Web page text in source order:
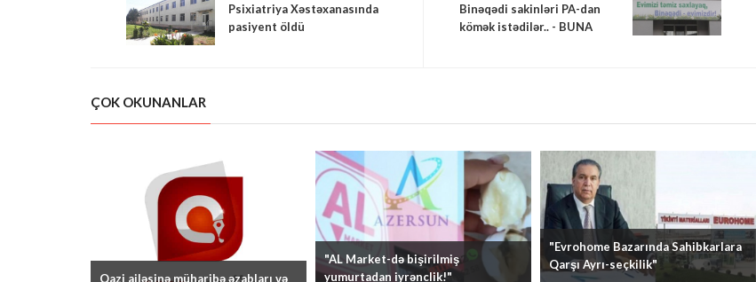
Psixiatriya Xəstəxanasında
pasiyent öldü
Binəqədi sakinləri PA-dan
kömək istədilər.. - BUNA
ÇOK OKUNANLAR
Qazi ailəsinə müharibə əzabları və
"AL Market-də bişirilmiş
yumurtadan iyrənclik!"
"Evrohome Bazarında Sahibkarlara
Qarşı Ayrı-seçkilik"